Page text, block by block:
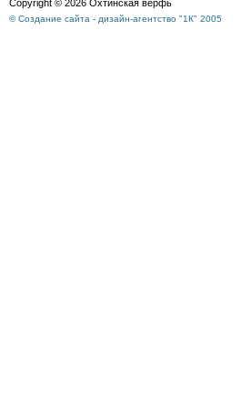
Copyright © 2026 Охтинская верфь
© Создание сайта - дизайн-агентство "1К" 2005